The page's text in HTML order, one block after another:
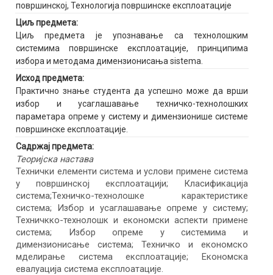
површинској, Технологија површинске експлоатације
Циљ предмета:
Циљ предмета је упознавање са технолошким
системима површинске експлоатације, принципима
избора и методама димензионисања sistema.
Исход предмета:
Практично знање студента да успешно може да врши
избор и усаглашавање техничко-технолошких
параметара опреме у систему и димензионише системе
површинске експлоатације.
Садржај предмета:
Теоријска настава
Технички елементи система и услови примене система
у површинској експлоатацији; Класификација
система;Техничко-технолошке карактеристике
система; Избор и усаглашавање опреме у систему;
Техничкко-технолошк и економски аспекти примене
система; Избор опреме у системима и
димензионисање система; Техничко и економско
мделирање система експлоатације; Економска
евалуација система експлоатације.